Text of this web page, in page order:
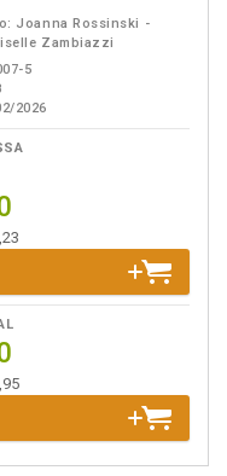
Joanna Rossinski -
Zambiazzi
5
2026